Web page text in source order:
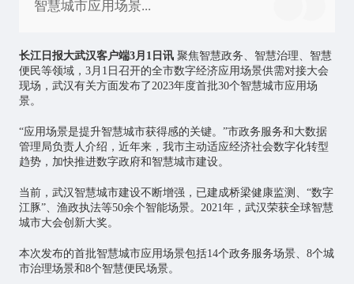
智慧城市应用场景...
长江日报大武汉客户端3月1日讯 聚焦智慧政务、智慧治理、智慧
便民等领域，3月1日召开的全市数字经济应用场景供需对接大会
现场，武汉有关方面发布了2023年度首批30个智慧城市应用场
景。
“应用场景是提升智慧城市获得感的关键。”市政务服务和大数据
管理局负责人介绍，近年来，我市主动适应经济社会数字化转型
趋势，加快推进数字政府和智慧城市建设。
当前，武汉智慧城市建设不断增强，已建成桥梁健康监测、“数字
江豚”、渔政执法等50余个智能场景。2021年，武汉荣获全球智慧
城市大会创新大奖。
本次发布的首批智慧城市应用场景包括14个政务服务场景、8个城
市治理场景和8个智慧便民场景。